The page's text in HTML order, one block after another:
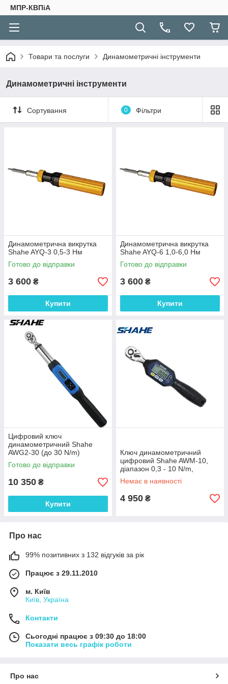
МПР-КВПіА
Товари та послуги Динамометричні інструменти
Динамометричні інструменти
Сортування 0 Фільтри
Динамометрична викрутка
Shahe AYQ-3 0,5-3 Нм
Готово до відправки
3 600 ₴
Купити
Динамометрична викрутка
Shahe AYQ-6 1,0-6,0 Нм
Готово до відправки
3 600 ₴
Купити
Цифровий ключ
динамометричний Shahe
AWG2-30 (до 30 N/m)
Готово до відправки
10 350 ₴
Купити
Ключ динамометричний
цифровий Shahe AWM-10,
діапазон 0,3 - 10 N/m,
точність ± 2%
Немає в наявності
4 950 ₴
Про нас
99% позитивних з 132 відгуків за рік
Працює з 29.11.2010
м. Київ
Київ, Україна
Контакти
Сьогодні працює з 09:30 до 18:00
Показати весь графік роботи
Про нас